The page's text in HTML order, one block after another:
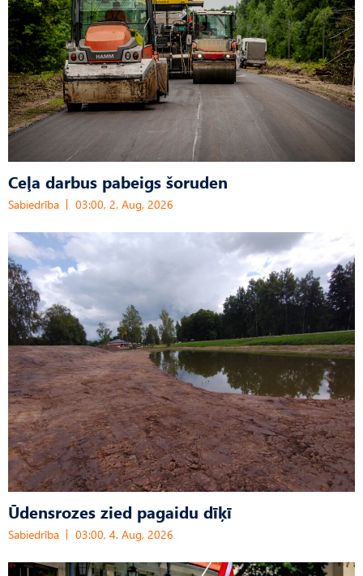
Ceļa darbus pabeigs šoruden
Sabiedrība 03:00, 2. Aug, 2026
Ūdensrozes zied pagaidu dīķī
Sabiedrība 03:00, 4. Aug, 2026